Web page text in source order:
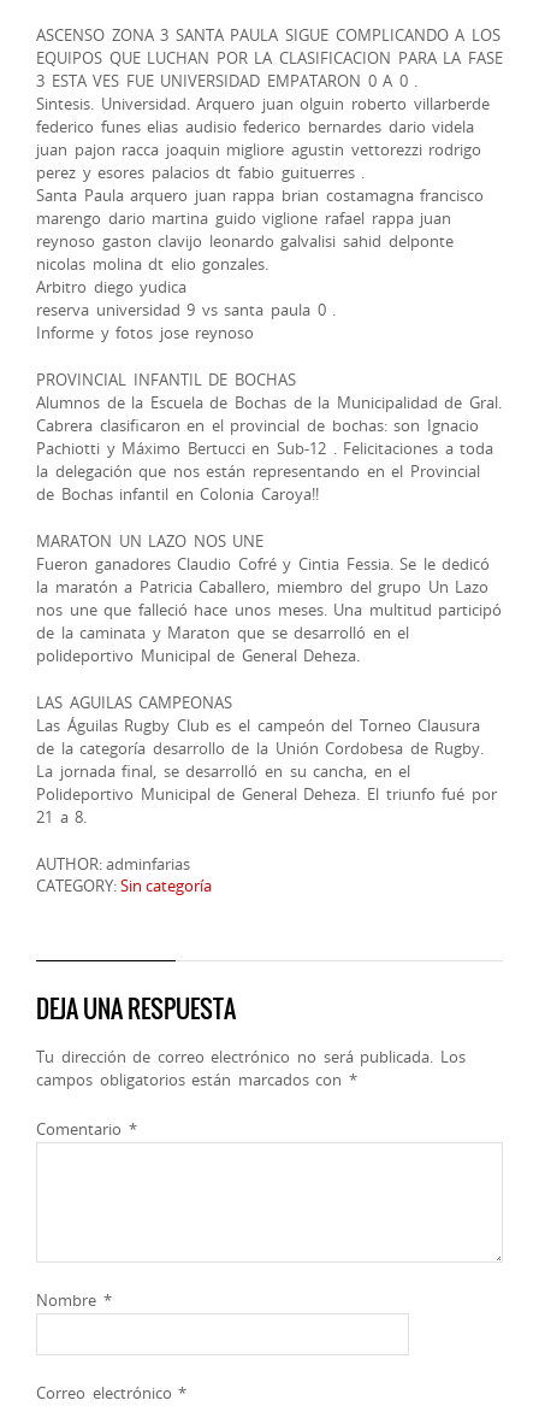
ASCENSO ZONA 3 SANTA PAULA SIGUE COMPLICANDO A LOS
EQUIPOS QUE LUCHAN POR LA CLASIFICACION PARA LA FASE
3 ESTA VES FUE UNIVERSIDAD EMPATARON 0 A 0 .
Sintesis. Universidad. Arquero juan olguin roberto villarberde
federico funes elias audisio federico bernardes dario videla
juan pajon racca joaquin migliore agustin vettorezzi rodrigo
perez y esores palacios dt fabio guituerres .
Santa Paula arquero juan rappa brian costamagna francisco
marengo dario martina guido viglione rafael rappa juan
reynoso gaston clavijo leonardo galvalisi sahid delponte
nicolas molina dt elio gonzales.
Arbitro diego yudica
reserva universidad 9 vs santa paula 0 .
Informe y fotos jose reynoso
PROVINCIAL INFANTIL DE BOCHAS
Alumnos de la Escuela de Bochas de la Municipalidad de Gral.
Cabrera clasificaron en el provincial de bochas: son Ignacio
Pachiotti y Máximo Bertucci en Sub-12 . Felicitaciones a toda
la delegación que nos están representando en el Provincial
de Bochas infantil en Colonia Caroya!!
MARATON UN LAZO NOS UNE
Fueron ganadores Claudio Cofré y Cintia Fessia. Se le dedicó
la maratón a Patricia Caballero, miembro del grupo Un Lazo
nos une que falleció hace unos meses. Una multitud participó
de la caminata y Maraton que se desarrolló en el
polideportivo Municipal de General Deheza.
LAS AGUILAS CAMPEONAS
Las Águilas Rugby Club es el campeón del Torneo Clausura
de la categoría desarrollo de la Unión Cordobesa de Rugby.
La jornada final, se desarrolló en su cancha, en el
Polideportivo Municipal de General Deheza. El triunfo fué por
21 a 8.
AUTHOR: adminfarias
CATEGORY:Sin categoría
DEJA UNA RESPUESTA
Tu dirección de correo electrónico no será publicada. Los
campos obligatorios están marcados con *
Comentario *
Nombre *
Correo electrónico*